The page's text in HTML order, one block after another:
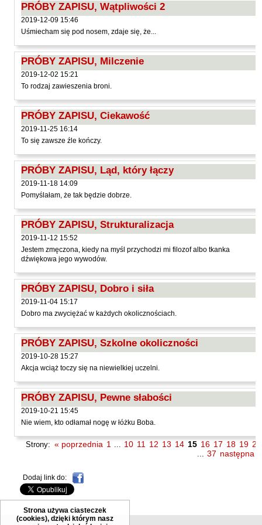
Strona używa ciasteczek
(cookies), dzięki którym nasz
Hoffmann Krzysztof
Holden Gojtowski Jarek
Jakób Lech M.
Jakubowski Jarosław
Jasina Zbigniew
Jentys-Borelowska Maria
Jocher Waldemar
Jonaszko Jolanta
Juzyszyn Wojciech
Kain Dawid
Kalenin Magdalena
Kamiński Gabriel Leonard
Kaniecka-Mazurek Anna
Keineg Paol
Kemény István
Kępisty Iwona
Kierc Bogusław
Klera Wiktoria
Klęczar Wojciech
Kopacki Andrzej
Kosiorowski Zbigniew
Kryszak Janusz
Kuźnicki Sławomir
Kyrcz Jr Kazimierz
Latawiec Bogusława
PRÓBY ZAPISU, Wątpliwości 2
2019-12-09 15:46
Uśmiecham się pod nosem, zdaje się, że...
PRÓBY ZAPISU, Milczenie
2019-12-02 15:21
To rodzaj zawieszenia broni.
PRÓBY ZAPISU, Ciekawość
2019-11-25 16:14
To się zawsze źle kończy.
PRÓBY ZAPISU, Ląd, który łączy
2019-11-18 14:09
Pomyślałam, że tak będzie dobrze.
PRÓBY ZAPISU, Strukturalizacja
2019-11-12 15:52
Jestem zmęczona, kiedy na myśl przychodzi mi filozof albo tkanka
dźwiękowa jego wywodów.
PRÓBY ZAPISU, Dobro i siła
2019-11-04 15:17
Dobro ma zwyciężać w każdych okolicznościach.
PRÓBY ZAPISU, Szkolne okoliczności
2019-10-28 15:27
Akcja wciąż toczy się na niewielkiej uczelni.
PRÓBY ZAPISU, Pewne słabości
2019-10-21 15:45
Nie wiem, kto odłamał nogę w łóżku Boba.
Strony: « poprzednia 1 10 11 12 13 14 15 16 17 18 19 20
37 następna »
Dodaj link do: